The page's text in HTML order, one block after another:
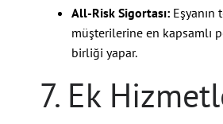
All-Risk Sigortası:
müşterilerine en kapsamlı
birliği yapar.
7. Ek